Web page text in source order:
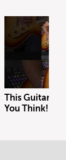
This Guitar
You Think!